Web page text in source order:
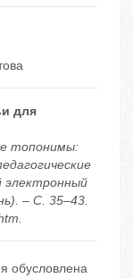
для
топонимы:
электронный
– С. 35–43.
обусловлена